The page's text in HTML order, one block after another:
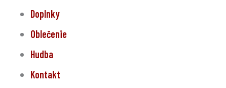
Doplnky
Oblečenie
Hudba
Kontakt